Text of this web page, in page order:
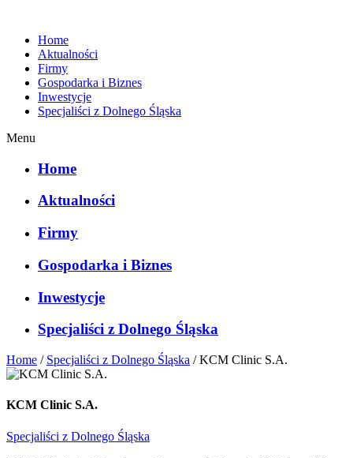
Home
Aktualności
Firmy
Gospodarka i Biznes
Inwestycje
Specjaliści z Dolnego Śląska
Menu
Home
Aktualności
Firmy
Gospodarka i Biznes
Inwestycje
Specjaliści z Dolnego Śląska
Home / Specjaliści z Dolnego Śląska /KCM Clinic S.A.
KCM Clinic S.A.
Specjaliści z Dolnego Śląska